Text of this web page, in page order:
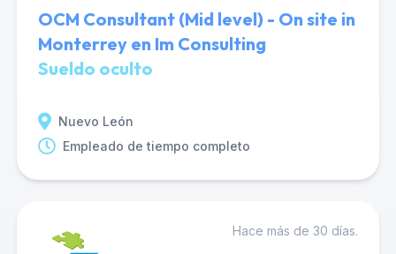
OCM Consultant (Mid level) - On site in
Monterrey en Im Consulting
Sueldo oculto
Nuevo León
Empleado de tiempo completo
Hace más de 30 días.